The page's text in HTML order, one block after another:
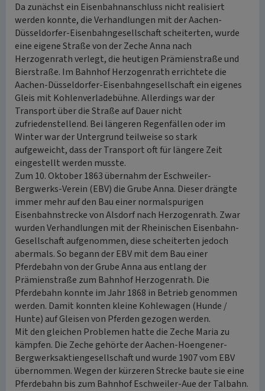
Da zunächst ein Eisenbahnanschluss nicht realisiert
werden konnte, die Verhandlungen mit der Aachen-
Düsseldorfer-Eisenbahngesellschaft scheiterten, wurde
eine eigene Straße von der Zeche Anna nach
Herzogenrath verlegt, die heutigen Prämienstraße und
Bierstraße. Im Bahnhof Herzogenrath errichtete die
Aachen-Düsseldorfer-Eisenbahngesellschaft ein eigenes
Gleis mit Kohlenverladebühne. Allerdings war der
Transport über die Straße auf Dauer nicht
zufriedenstellend. Bei längeren Regenfällen oder im
Winter war der Untergrund teilweise so stark
aufgeweicht, dass der Transport oft für längere Zeit
eingestellt werden musste.
Zum 10. Oktober 1863 übernahm der Eschweiler-
Bergwerks-Verein (EBV) die Grube Anna. Dieser drängte
immer mehr auf den Bau einer normalspurigen
Eisenbahnstrecke von Alsdorf nach Herzogenrath. Zwar
wurden Verhandlungen mit der Rheinischen Eisenbahn-
Gesellschaft aufgenommen, diese scheiterten jedoch
abermals. So begann der EBV mit dem Bau einer
Pferdebahn von der Grube Anna aus entlang der
Prämienstraße zum Bahnhof Herzogenrath. Die
Pferdebahn konnte im Jahr 1868 in Betrieb genommen
werden. Damit konnten kleine Kohlewagen (Hunde /
Hunte) auf Gleisen von Pferden gezogen werden.
Mit den gleichen Problemen hatte die Zeche Maria zu
kämpfen. Die Zeche gehörte der Aachen-Hoengener-
Bergwerksaktiengesellschaft und wurde 1907 vom EBV
übernommen. Wegen der kürzeren Strecke baute sie eine
Pferdebahn bis zum Bahnhof Eschweiler-Aue der Talbahn.